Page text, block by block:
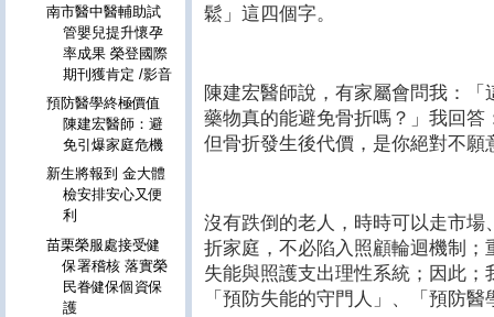
鬆」這四個字。
陳建宏醫師說，有家屬會問我：
藥物真的能避免骨折嗎？」我回
但骨折發生後代價，是你絕對不願
沒有跌倒的老人，時時可以走市
折家庭，不必陷入照顧輪迴機制
失能與照護支出理性系統；因此
「預防失能的守門人」、「預防
南市醫中醫輔助試
管嬰兒提升懷孕
率成果 榮登國際
期刊獲肯定 /影音
預防醫學終極價值
陳建宏醫師：避
免引爆家庭危機
新生將報到 金大體
檢安排安心又便
利
苗栗榮服處接受健
保署稽核 落實榮
民眷健保個資保
護